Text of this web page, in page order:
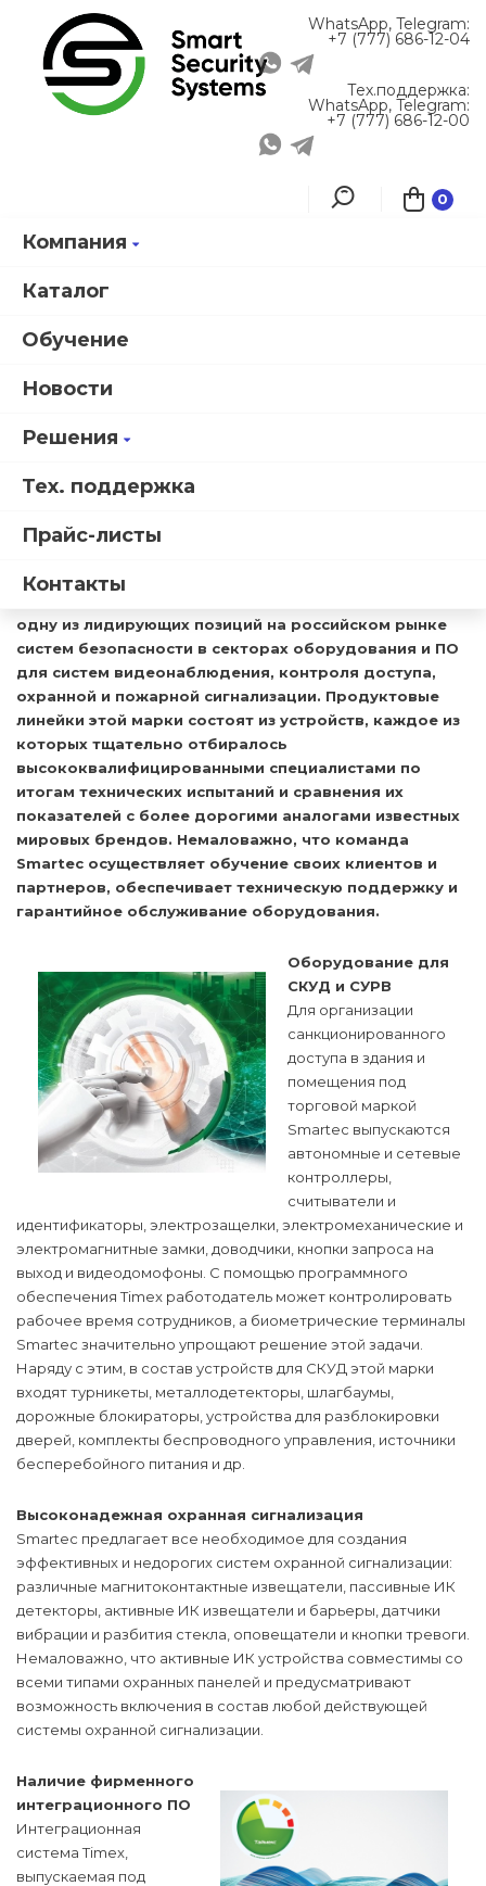
Компания
Каталог
Обучение
Новости
Решения
Тех. поддержка
Прайс-листы
Контакты
0
WhatsApp, Telegram:
+7 (777) 686-12-04
Тех.поддержка:
WhatsApp, Telegram:
+7 (777) 686-12-00
Smartec: ИСБ на основе интеграционного ПО Timex
Smartec: ИСБ на основе
интеграционного ПО Timex
одну из лидирующих позиций на российском рынке
систем безопасности в секторах оборудования и ПО
для систем видеонаблюдения, контроля доступа,
охранной и пожарной сигнализации. Продуктовые
линейки этой марки состоят из устройств, каждое из
которых тщательно отбиралось
высококвалифицированными специалистами по
итогам технических испытаний и сравнения их
показателей с более дорогими аналогами известных
мировых брендов. Немаловажно, что команда
Smartec осуществляет обучение своих клиентов и
партнеров, обеспечивает техническую поддержку и
гарантийное обслуживание оборудования.
Оборудование для
СКУД и СУРВ
Для организации
санкционированного
доступа в здания и
помещения под
торговой маркой
Smartec выпускаются
автономные и сетевые
контроллеры,
считыватели и
идентификаторы, электрозащелки, электромеханические и
электромагнитные замки, доводчики, кнопки запроса на
выход и видеодомофоны. С помощью программного
обеспечения Timex работодатель может контролировать
рабочее время сотрудников, а биометрические терминалы
Smartec значительно упрощают решение этой задачи.
Наряду с этим, в состав устройств для СКУД этой марки
входят турникеты, металлодетекторы, шлагбаумы,
дорожные блокираторы, устройства для разблокировки
дверей, комплекты беспроводного управления, источники
бесперебойного питания и др.
Высоконадежная охранная сигнализация
Smartec предлагает все необходимое для создания
эффективных и недорогих систем охранной сигнализации:
различные магнитоконтактные извещатели, пассивные ИК
детекторы, активные ИК извещатели и барьеры, датчики
вибрации и разбития стекла, оповещатели и кнопки тревоги.
Немаловажно, что активные ИК устройства совместимы со
всеми типами охранных панелей и предусматривают
возможность включения в состав любой действующей
системы охранной сигнализации.
Наличие фирменного
интеграционного ПО
Интеграционная
система Timex,
выпускаемая под